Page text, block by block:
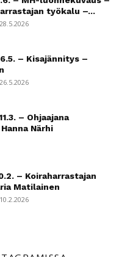
työkalu –...
28.5.2026
– Kisajännitys –
26.5.2026
– Ohjaajana
Närhi
– Koiraharrastajan
Matilainen
10.2.2026